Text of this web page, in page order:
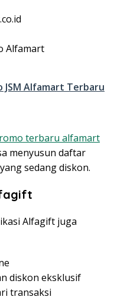
Alfamart
JSM Alfamart Terbaru
terbaru alfamart
menyusun daftar
sedang diskon.
Alfagift juga
diskon eksklusif
transaksi